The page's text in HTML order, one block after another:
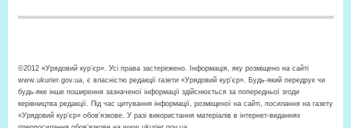
©2012 «Урядовий кур’єр». Усі права застережено. Інформація, яку розміщено на сайті
www.ukurier.gov.ua, є власністю редакції газети «Урядовий кур'єр». Будь-який передрук чи
будь-яке інше поширення зазначеної інформації здійснюється за попередньої згоди
керівництва редакції. Під час цитування інформації, розміщеної на сайті, посилання на газету
«Урядовий кур’єр» обов'язкове. У разі використання матеріалів в інтернет-виданнях